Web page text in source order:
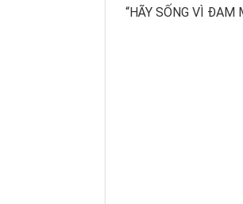
“HÃY SỐNG VÌ ĐAM